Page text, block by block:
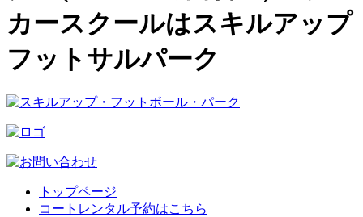
カースクールはスキルアップ
フットサルパーク
トップページ
コートレンタル予約はこちら